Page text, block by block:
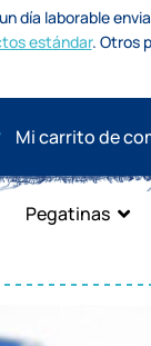
día laborable
estándar. Otros
Mi carrito de
Pegatinas